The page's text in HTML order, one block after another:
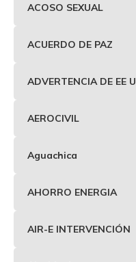
ACOSO SEXUAL
ACUERDO DE PAZ
ADVERTENCIA DE EE
AEROCIVIL
Aguachica
AHORRO ENERGIA
AIR-E INTERVENCIÓN